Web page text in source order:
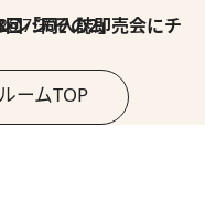
人誌即売会にチャレンジ その2」
ームTOP